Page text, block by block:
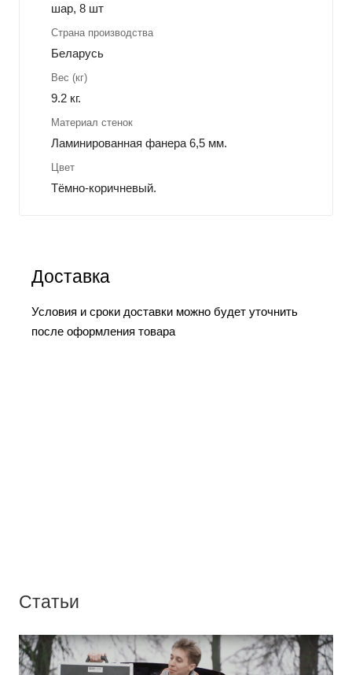
шар, 8 шт
Страна производства
Беларусь
Вес (кг)
9.2 кг.
Материал стенок
Ламинированная фанера 6,5 мм.
Цвет
Тёмно-коричневый.
Доставка
Условия и сроки доставки можно будет уточнить
после оформления товара
Статьи